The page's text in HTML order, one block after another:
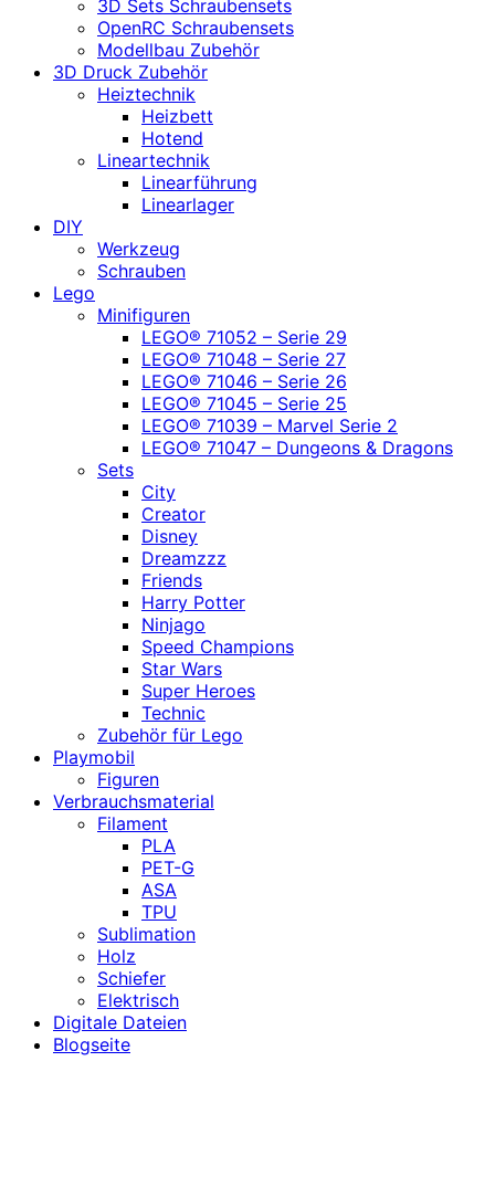
3D Sets Schraubensets
OpenRC Schraubensets
Modellbau Zubehör
3D Druck Zubehör
Heiztechnik
Heizbett
Hotend
Lineartechnik
Linearführung
Linearlager
DIY
Werkzeug
Schrauben
Lego
Minifiguren
LEGO® 71052 – Serie 29
LEGO® 71048 – Serie 27
LEGO® 71046 – Serie 26
LEGO® 71045 – Serie 25
LEGO® 71039 – Marvel Serie 2
LEGO® 71047 – Dungeons & Dragons
Sets
City
Creator
Disney
Dreamzzz
Friends
Harry Potter
Ninjago
Speed Champions
Star Wars
Super Heroes
Technic
Zubehör für Lego
Playmobil
Figuren
Verbrauchsmaterial
Filament
PLA
PET-G
ASA
TPU
Sublimation
Holz
Schiefer
Elektrisch
Digitale Dateien
Blogseite